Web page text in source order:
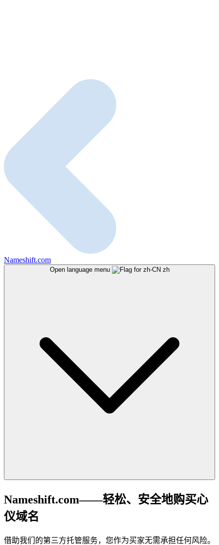
Nameshift.com
Open language menu zh
Nameshift.com——轻松、安全地购买心
仪域名
借助我们的第三方托管服务，您作为买家无需承担任何风险。